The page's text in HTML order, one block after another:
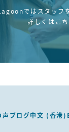
ではスタッフ
詳しくはこ
声ブログ中文 (香港)